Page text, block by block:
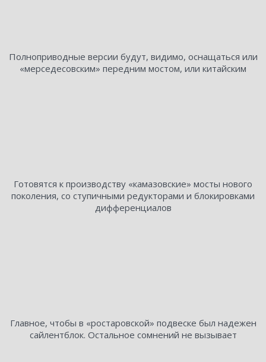
Полноприводные версии будут, видимо, оснащаться или
«мерседесовским» передним мостом, или китайским
Готовятся к производству «камазовские» мосты нового
поколения, со ступичными редукторами и блокировками
дифференциалов
Главное, чтобы в «ростаровской» подвеске был надежен
сайлентблок. Остальное сомнений не вызывает